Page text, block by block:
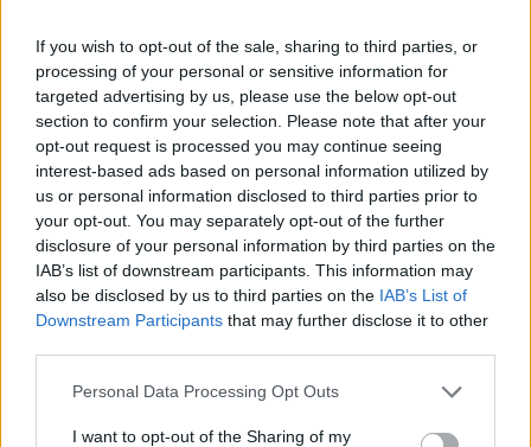
If you wish to opt-out of the sale, sharing to third parties, or
processing of your personal or sensitive information for
targeted advertising by us, please use the below opt-out
section to confirm your selection. Please note that after your
opt-out request is processed you may continue seeing
interest-based ads based on personal information utilized by
us or personal information disclosed to third parties prior to
your opt-out. You may separately opt-out of the further
disclosure of your personal information by third parties on the
IAB’s list of downstream participants. This information may
also be disclosed by us to third parties on the IAB’s List of
Downstream Participants that may further disclose it to other
Please note that this website/app uses one or more Google
not limited to your visit or usage behaviour. You may click to
Personal Data Processing Opt Outs
I want to opt-out of the Sharing of my
A BAROKK ÖSSZES ÁRNYALATA ÉS MÉG EGY SOR
KIVÁLÓ PROGRAM VÁR MINDENKIT EZEN A HÉTVÉGÉN
GYŐRBEN
Középpontban a hagyományőrzés, de lesz Pogány Induló és
Majka koncert, jóga szeánsz, “borhajózás” és egy csomó minden
más.